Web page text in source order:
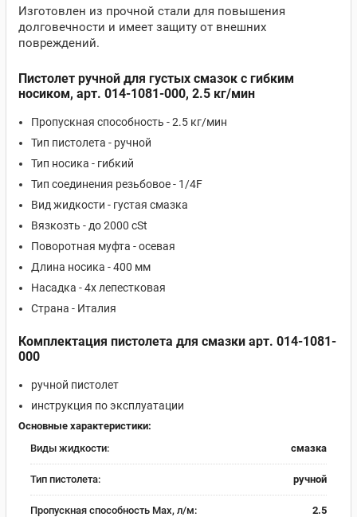
Изготовлен из прочной стали для повышения
долговечности и имеет защиту от внешних
повреждений.
Пистолет ручной для густых смазок с гибким
носиком, арт. 014-1081-000, 2.5 кг/мин
Пропускная способность - 2.5 кг/мин
Тип пистолета - ручной
Тип носика - гибкий
Тип соединения резьбовое - 1/4F
Вид жидкости - густая смазка
Вязкозть - до 2000 cSt
Поворотная муфта - осевая
Длина носика - 400 мм
Насадка - 4х лепестковая
Страна - Италия
Комплектация пистолета для смазки арт. 014-1081-
000
ручной пистолет
инструкция по эксплуатации
Основные характеристики:
Виды жидкости:
смазка
Тип пистолета: ручной
Пропускная способность Max, л/м: 2.5